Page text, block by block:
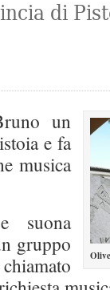
di
un
e fa
musica
suona
gruppo